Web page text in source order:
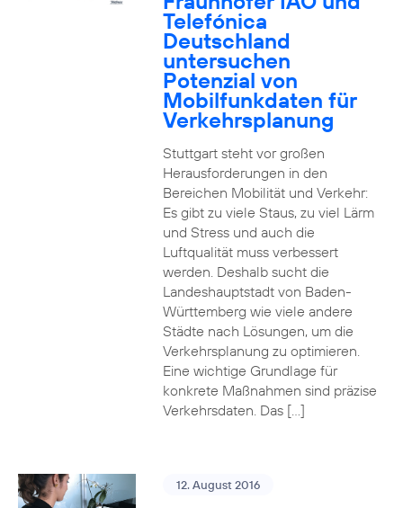
Telefónica
Deutschland
untersuchen
Potenzial von
Mobilfunkdaten für
Verkehrsplanung
Stuttgart steht vor großen
Herausforderungen in den
Bereichen Mobilität und Verkehr:
Es gibt zu viele Staus, zu viel Lärm
und Stress und auch die
Luftqualität muss verbessert
werden. Deshalb sucht die
Landeshauptstadt von Baden-
Württemberg wie viele andere
Städte nach Lösungen, um die
Verkehrsplanung zu optimieren.
Eine wichtige Grundlage für
konkrete Maßnahmen sind präzise
Verkehrsdaten. Das […]
12. August 2016